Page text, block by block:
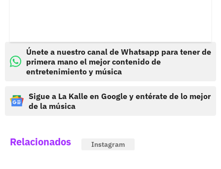
Únete a nuestro canal de Whatsapp para tener de
primera mano el mejor contenido de
entretenimiento y música
Sigue a La Kalle en Google y entérate de lo mejor
de la música
Relacionados Instagram